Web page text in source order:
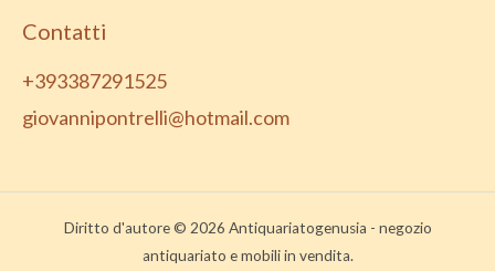
Contatti
+393387291525
giovannipontrelli@hotmail.com
Diritto d'autore © 2026 Antiquariatogenusia - negozio
antiquariato e mobili in vendita.